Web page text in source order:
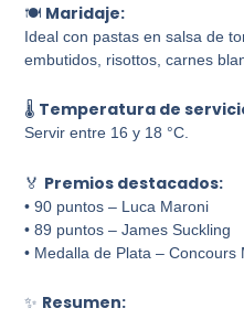
🍽️ Maridaje:
Ideal con pastas en salsa de
embutidos, risottos, carnes
🌡️ Temperatura de
Servir entre 16 y 18 °C.
🏅 Premios destacados:
• 90 puntos – Luca Maroni
• 89 puntos – James Suckling
• Medalla de Plata – Concours
✨ Resumen: